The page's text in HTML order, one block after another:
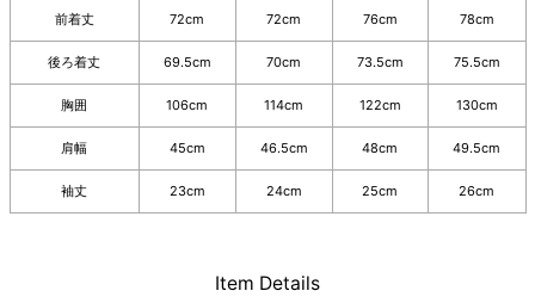
前着丈 72cm 72cm 76cm 78cm
後ろ着丈 69.5cm 70cm 73.5cm 75.5cm
胸囲 106cm 114cm 122cm 130cm
肩幅 45cm 46.5cm 48cm 49.5cm
袖丈 23cm 24cm 25cm 26cm
Item Details